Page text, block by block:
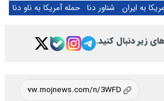
به ایران شناور دنا حمله آمریکا به ناو دنا
زیر دنبال کنید.